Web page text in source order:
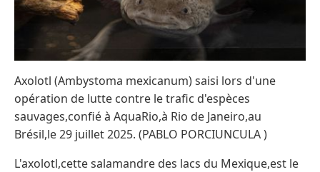
Axolotl (Ambystoma mexicanum) saisi lors d'une
opération de lutte contre le trafic d'espèces
sauvages,confié à AquaRio,à Rio de Janeiro,au
Brésil,le 29 juillet 2025. (PABLO PORCIUNCULA )
L'axolotl,cette salamandre des lacs du Mexique,est le